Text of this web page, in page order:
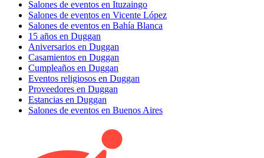
Salones de eventos en Ituzaingo
Salones de eventos en Vicente López
Salones de eventos en Bahía Blanca
15 años en Duggan
Aniversarios en Duggan
Casamientos en Duggan
Cumpleaños en Duggan
Eventos religiosos en Duggan
Proveedores en Duggan
Estancias en Duggan
Salones de eventos en Buenos Aires